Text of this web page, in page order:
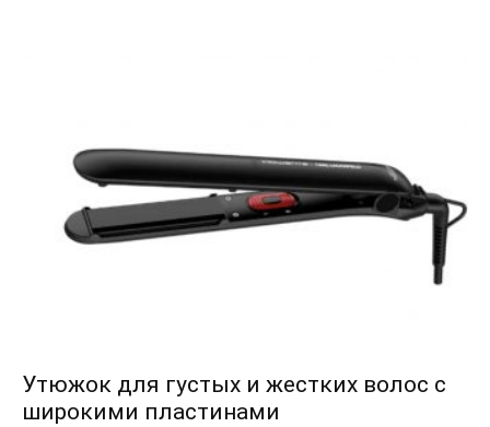
Утюжок для густых и жестких волос с
широкими пластинами